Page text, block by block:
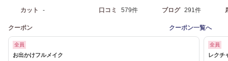
カット - 口コミ 579件 ブログ 291件
クーポン クーポン一覧へ
全員
お出かけフルメイク
全員
レクチ